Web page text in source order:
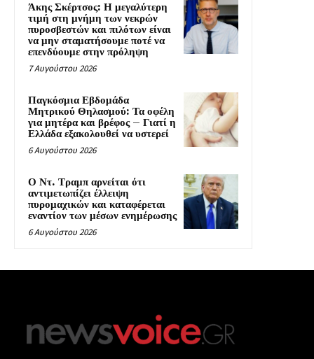
Άκης Σκέρτσος: Η μεγαλύτερη
τιμή στη μνήμη των νεκρών
πυροσβεστών και πιλότων είναι
να μην σταματήσουμε ποτέ να
επενδύουμε στην πρόληψη
7 Αυγούστου 2026
Παγκόσμια Εβδομάδα
Μητρικού Θηλασμού: Τα οφέλη
για μητέρα και βρέφος – Γιατί η
Ελλάδα εξακολουθεί να υστερεί
6 Αυγούστου 2026
Ο Ντ. Τραμπ αρνείται ότι
αντιμετωπίζει έλλειψη
πυρομαχικών και καταφέρεται
εναντίον των μέσων ενημέρωσης
6 Αυγούστου 2026